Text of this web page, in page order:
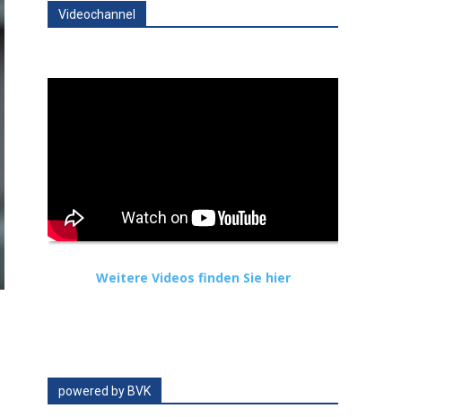
Videochannel
Weitere Videos finden Sie hier
powered by BVK